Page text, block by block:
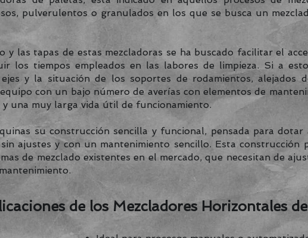
pulverulentos o granulados en los que se busca un
las tapas de estas mezcladoras se ha buscado facilitar el
los tiempos empleados en las labores de limpieza. Si a
y la situación de los soportes de rodamientos, alejados
con un bajo número de averías con elementos de
y una muy larga vida útil de funcionamiento.
su construcción sencilla y funcional, pensada para dotar
ajustes y con un mantenimiento sencillo. Esta construcción
de mezclado existentes en el mercado, que necesitan de
de los Mezcladores Horizontales